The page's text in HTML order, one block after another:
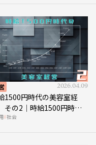
2026.04.09
1500円時代の美容室経
の2｜時給1500円時代
払う給与はいくらなのか
社会